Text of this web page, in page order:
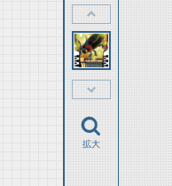
拡大